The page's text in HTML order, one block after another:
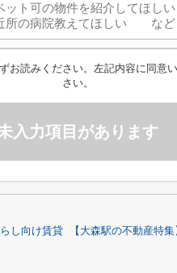
お読みください。左記内容に同意
さい。
入力項目があります
し向け賃貸
【大森駅の不動産特